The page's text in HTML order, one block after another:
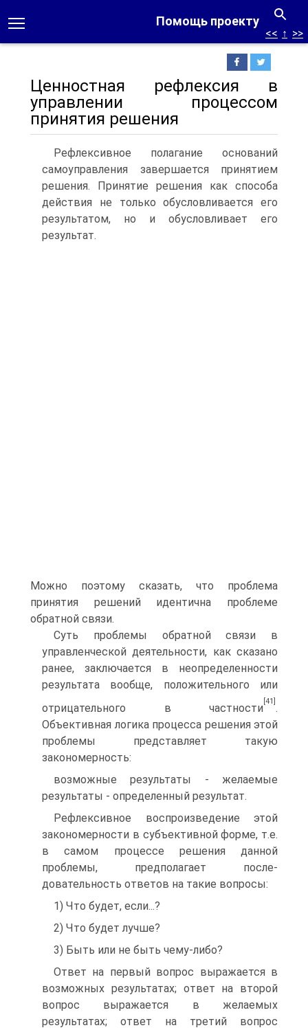
Помощь проекту
<< ↑ >>
Ценностная рефлексия в
управлении процессом
принятия решения
Рефлексивное полагание оснований
самоуправления завершается приня­тием
решения. Принятие решения как способа
действия не только обуслов­ливается его
результатом, но и обусловливает его
результат.
Можно поэто­му сказать, что проблема
принятия решений идентична проблеме
обратной связи.
Суть проблемы обратной связи в
управленческой деятельности, как ска­зано
ранее, заключается в неопределенности
результата вообще, положи­тельного или
отрицательного в частности
[41]
.
Объективная логика процесса решения этой
проблемы представляет такую
закономерность:
возможные результаты - желаемые
результаты - определенный результат.
Рефлексивное воспроизведение этой
закономерности в субъективной фор­ме, т.е.
в самом процессе решения данной
проблемы, предполагает после­
довательность ответов на такие вопросы:
1) Что будет, если...?
2) Что будет лучше?
3) Быть или не быть чему-либо?
Ответ на первый вопрос выражается в
возможных результатах; ответ на второй
вопрос выражается в желаемых
результатах; ответ на третий вопрос